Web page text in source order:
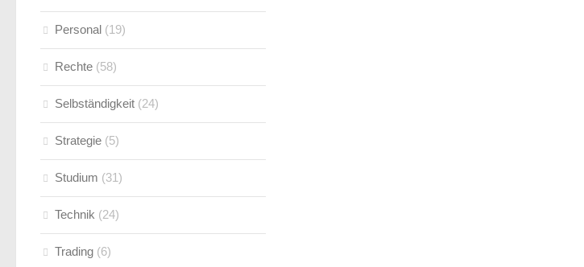
Personal (19)
Rechte (58)
Selbständigkeit (24)
Strategie (5)
Studium (31)
Technik (24)
Trading (6)